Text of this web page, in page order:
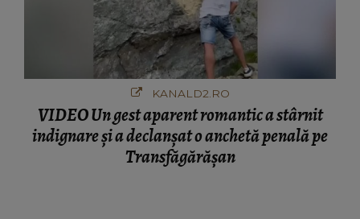
KANALD2.RO
VIDEO Un gest aparent romantic a stârnit
indignare și a declanșat o anchetă penală pe
Transfăgărășan